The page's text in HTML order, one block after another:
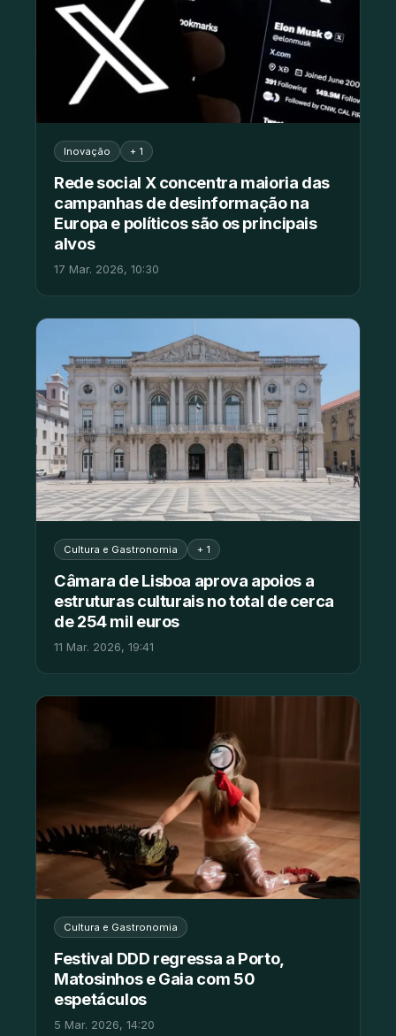
Inovação + 1
Rede social X concentra maioria das
campanhas de desinformação na
Europa e políticos são os principais
alvos
17 Mar. 2026, 10:30
Cultura e Gastronomia + 1
Câmara de Lisboa aprova apoios a
estruturas culturais no total de cerca
de 254 mil euros
11 Mar. 2026, 19:41
Cultura e Gastronomia
Festival DDD regressa a Porto,
Matosinhos e Gaia com 50
espetáculos
5 Mar. 2026, 14:20